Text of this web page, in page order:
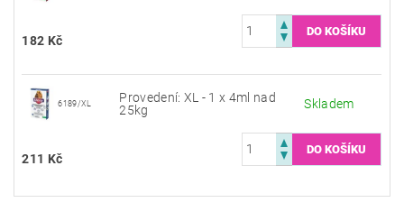
182 Kč
6189/XL
Provedení: XL - 1 x 4ml nad
25kg
Skladem
211 Kč